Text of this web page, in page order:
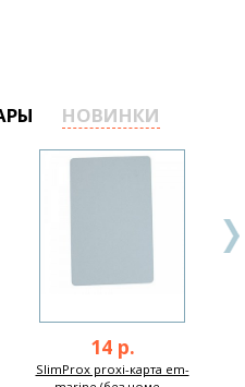
НОВИНКИ
14 р.
SlimProx proxi-карта em-